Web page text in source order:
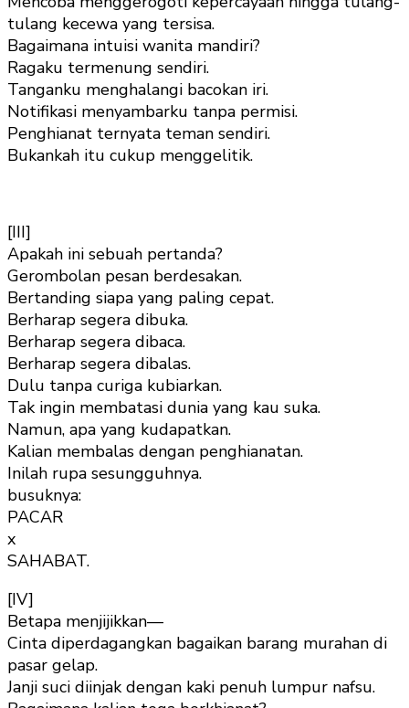
tulang kecewa yang tersisa.
Bagaimana intuisi wanita mandiri?
Ragaku termenung sendiri.
Tanganku menghalangi bacokan iri.
Notifikasi menyambarku tanpa permisi.
Penghianat ternyata teman sendiri.
Bukankah itu cukup menggelitik.
[III]
Apakah ini sebuah pertanda?
Gerombolan pesan berdesakan.
Bertanding siapa yang paling cepat.
Berharap segera dibuka.
Berharap segera dibaca.
Berharap segera dibalas.
Dulu tanpa curiga kubiarkan.
Tak ingin membatasi dunia yang kau suka.
Namun, apa yang kudapatkan.
Kalian membalas dengan penghianatan.
Inilah rupa sesungguhnya.
busuknya:
PACAR
x
SAHABAT.
[IV]
Betapa menjijikkan—
Cinta diperdagangkan bagaikan barang murahan di
pasar gelap.
Janji suci diinjak dengan kaki penuh lumpur nafsu.